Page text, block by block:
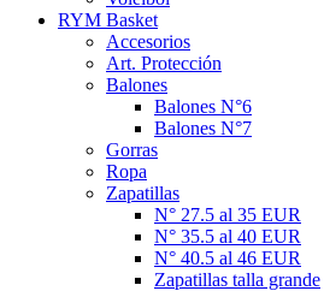
RYM Basket
Accesorios
Art. Protección
Balones
Balones N°6
Balones N°7
Gorras
Ropa
Zapatillas
N° 27.5 al 35 EUR
N° 35.5 al 40 EUR
N° 40.5 al 46 EUR
Zapatillas talla grande